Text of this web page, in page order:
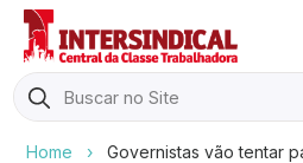
Search
for:
Home ›
Governistas vão tentar